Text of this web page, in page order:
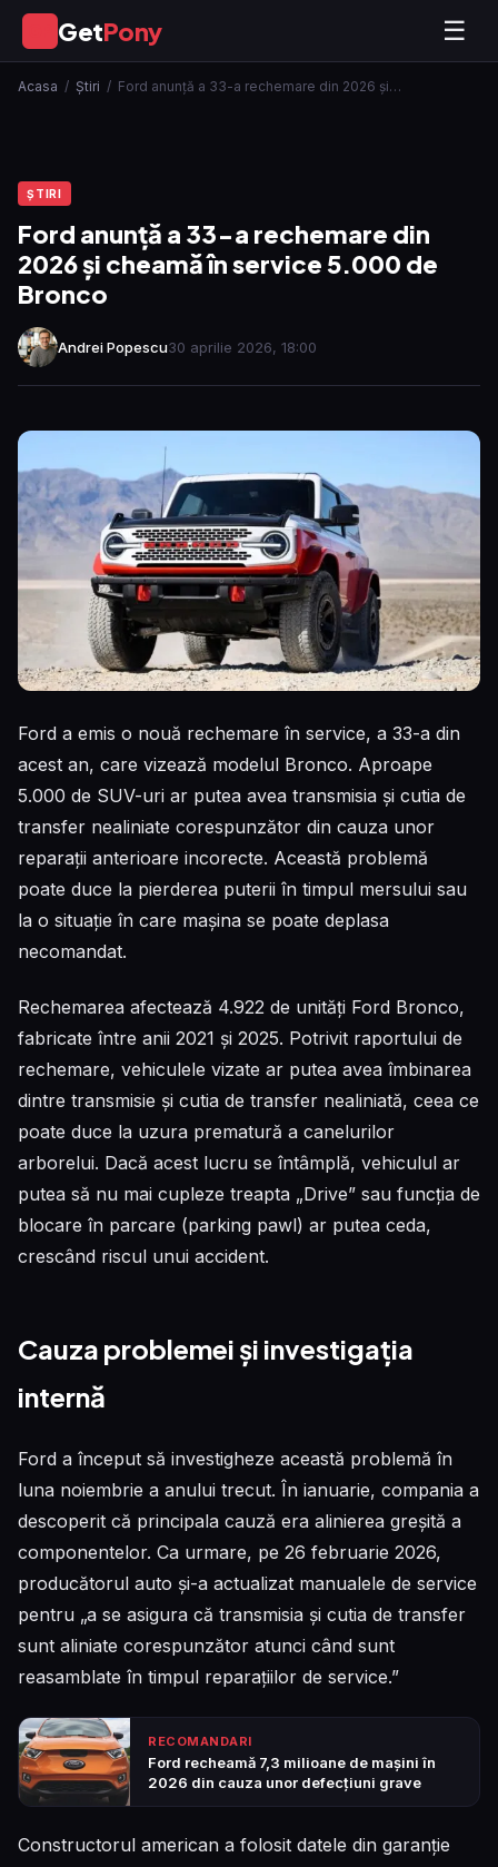
GetPony ☰
Acasa / Ştiri / Ford anunță a 33-a rechemare din 2026 și…
ŞTIRI
Ford anunță a 33-a rechemare din
2026 și cheamă în service 5.000 de
Bronco
Andrei Popescu30 aprilie 2026, 18:00
Ford a emis o nouă rechemare în service, a 33-a din
acest an, care vizează modelul Bronco. Aproape
5.000 de SUV-uri ar putea avea transmisia și cutia de
transfer nealiniate corespunzător din cauza unor
reparații anterioare incorecte. Această problemă
poate duce la pierderea puterii în timpul mersului sau
la o situație în care mașina se poate deplasa
necomandat.
Rechemarea afectează 4.922 de unități Ford Bronco,
fabricate între anii 2021 și 2025. Potrivit raportului de
rechemare, vehiculele vizate ar putea avea îmbinarea
dintre transmisie și cutia de transfer nealiniată, ceea ce
poate duce la uzura prematură a canelurilor
arborelui. Dacă acest lucru se întâmplă, vehiculul ar
putea să nu mai cupleze treapta „Drive” sau funcția de
blocare în parcare (parking pawl) ar putea ceda,
crescând riscul unui accident.
Cauza problemei și investigația
internă
Ford a început să investigheze această problemă în
luna noiembrie a anului trecut. În ianuarie, compania a
descoperit că principala cauză era alinierea greșită a
componentelor. Ca urmare, pe 26 februarie 2026,
producătorul auto și-a actualizat manualele de service
pentru „a se asigura că transmisia și cutia de transfer
sunt aliniate corespunzător atunci când sunt
reasamblate în timpul reparațiilor de service.”
RECOMANDARI
Ford recheamă 7,3 milioane de mașini în
2026 din cauza unor defecțiuni grave
Constructorul american a folosit datele din garanție